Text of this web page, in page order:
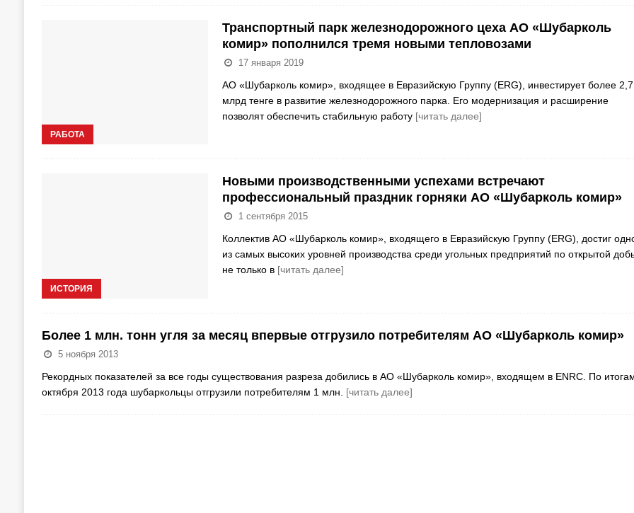
РАБОТА
Транспортный парк железнодорожного цеха АО «Шубарколь
комир» пополнился тремя новыми тепловозами
17 января 2019
АО «Шубарколь комир», входящее в Евразийскую Группу (ERG), инвестирует более 2,7
млрд тенге в развитие железнодорожного парка. Его модернизация и расширение
позволят обеспечить стабильную работу [читать далее]
ИСТОРИЯ
Новыми производственными успехами встречают
профессиональный праздник горняки АО «Шубарколь комир»
1 сентября 2015
Коллектив АО «Шубарколь комир», входящего в Евразийскую Группу (ERG), достиг
из самых высоких уровней производства среди угольных предприятий по открытой
не только в [читать далее]
Более 1 млн. тонн угля за месяц впервые отгрузило потребителям АО «Шубарколь комир»
5 ноября 2013
Рекордных показателей за все годы существования разреза добились в АО «Шубарколь комир», входящем в ENRC. По
октября 2013 года шубаркольцы отгрузили потребителям 1 млн. [читать далее]